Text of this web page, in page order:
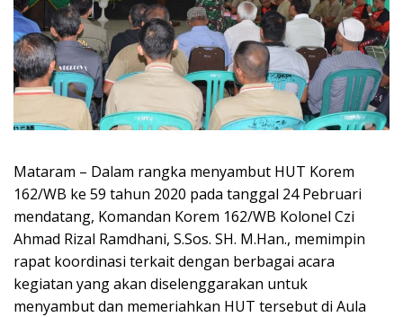
Mataram – Dalam rangka menyambut HUT Korem
162/WB ke 59 tahun 2020 pada tanggal 24 Pebruari
mendatang, Komandan Korem 162/WB Kolonel Czi
Ahmad Rizal Ramdhani, S.Sos. SH. M.Han., memimpin
rapat koordinasi terkait dengan berbagai acara
kegiatan yang akan diselenggarakan untuk
menyambut dan memeriahkan HUT tersebut di Aula